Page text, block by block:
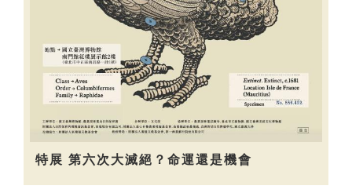
特展 第六次大滅絕？命運還是機會